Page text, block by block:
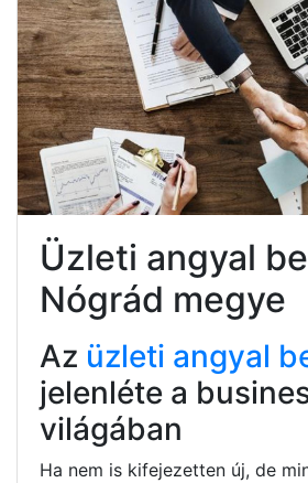
Üzleti angyal
Nógrád megye
Az üzleti angyal
jelenléte a
világában
Ha nem is kifejezetten új, de